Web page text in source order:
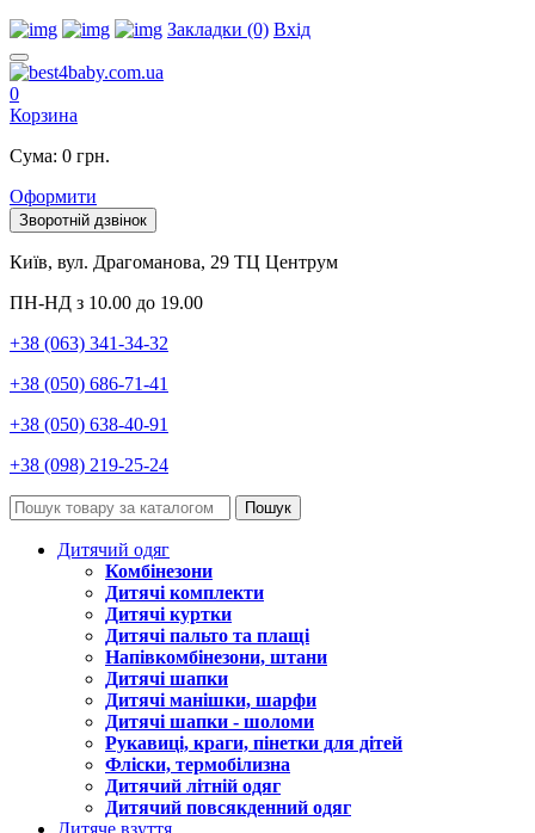
Закладки (0) Вхід
0
Корзина
Сума: 0 грн.
Оформити
Зворотній дзвінок
Київ, вул. Драгоманова, 29 ТЦ Центрум
ПН-НД з 10.00 до 19.00
+38 (063) 341-34-32
+38 (050) 686-71-41
+38 (050) 638-40-91
+38 (098) 219-25-24
Пошук
Дитячий одяг
Комбінезони
Дитячі комплекти
Дитячі куртки
Дитячі пальто та плащі
Напівкомбінезони, штани
Дитячі шапки
Дитячі манішки, шарфи
Дитячі шапки - шоломи
Рукавиці, краги, пінетки для дітей
Фліски, термобілизна
Дитячий літній одяг
Дитячий повсякденний одяг
Дитяче взуття